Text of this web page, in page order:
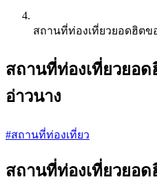
สถานที่ท่องเที่ยวยอดฮิตข
สถานที่ท่องเที่ยวยอ
อ่าวนาง
#สถานที่ท่องเที่ยว
สถานที่ท่องเที่ยวยอ